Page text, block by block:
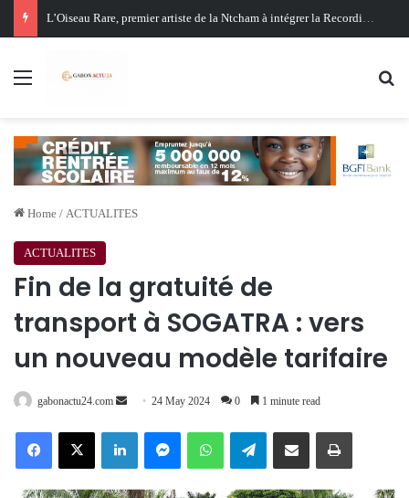
Oligui Nguema au Ghana : Libreville mise sur Accra pour renforcer sa stratégie diplomatique et économique
Menu
Home / ACTUALITES
ACTUALITES
Fin de la gratuité de
transport à SOGATRA : vers
un nouveau modèle tarifaire
gabonactu24.com
Send 24 May 2024 0 1 minute read
FacebookX LinkedInMessengerWhatsAppTelegramShare via Email Print